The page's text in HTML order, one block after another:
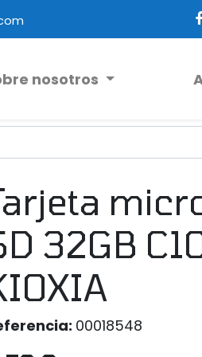
nosotros
32GB
00018548